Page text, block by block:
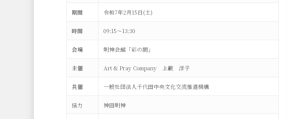
期間 令和7年2月15日(土)
時間 09:15～13:30
会場 明神会館「彩の間」
主催 Art & Pray Company 上籔 洋子
共催 一般社団法人千代田中央文化交流推進機構
協力 神田明神